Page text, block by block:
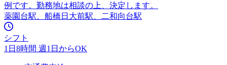
例です。勤務地は相談の上、決定します。
薬園台駅、船橋日大前駅、二和向台駅
シフト
1日8時間 週1日からOK